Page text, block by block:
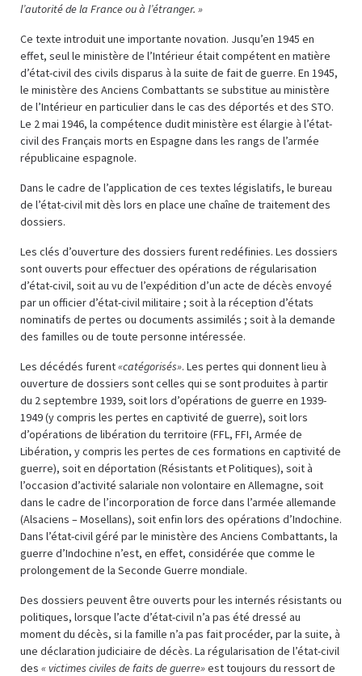
l’autorité de la France ou à l’étranger. »
Ce texte introduit une importante novation. Jusqu’en 1945 en
effet, seul le ministère de l’Intérieur était compétent en matière
d’état-civil des civils disparus à la suite de fait de guerre. En 1945,
le ministère des Anciens Combattants se substitue au ministère
de l’Intérieur en particulier dans le cas des déportés et des STO.
Le 2 mai 1946, la compétence dudit ministère est élargie à l’état-
civil des Français morts en Espagne dans les rangs de l’armée
républicaine espagnole.
Dans le cadre de l’application de ces textes législatifs, le bureau
de l’état-civil mit dès lors en place une chaîne de traitement des
dossiers.
Les clés d’ouverture des dossiers furent redéfinies. Les dossiers
sont ouverts pour effectuer des opérations de régularisation
d’état-civil, soit au vu de l’expédition d’un acte de décès envoyé
par un officier d’état-civil militaire ; soit à la réception d’états
nominatifs de pertes ou documents assimilés ; soit à la demande
des familles ou de toute personne intéressée.
Les décédés furent«catégorisés». Les pertes qui donnent lieu à
ouverture de dossiers sont celles qui se sont produites à partir
du 2 septembre 1939, soit lors d’opérations de guerre en 1939-
1949 (y compris les pertes en captivité de guerre), soit lors
d’opérations de libération du territoire (FFL, FFI, Armée de
Libération, y compris les pertes de ces formations en captivité de
guerre), soit en déportation (Résistants et Politiques), soit à
l’occasion d’activité salariale non volontaire en Allemagne, soit
dans le cadre de l’incorporation de force dans l’armée allemande
(Alsaciens – Mosellans), soit enfin lors des opérations d’Indochine.
Dans l’état-civil géré par le ministère des Anciens Combattants, la
guerre d’Indochine n’est, en effet, considérée que comme le
prolongement de la Seconde Guerre mondiale.
Des dossiers peuvent être ouverts pour les internés résistants ou
politiques, lorsque l’acte d’état-civil n’a pas été dressé au
moment du décès, si la famille n’a pas fait procéder, par la suite, à
une déclaration judiciaire de décès. La régularisation de l’état-civil
des « victimes civiles de faits de guerre»est toujours du ressort de